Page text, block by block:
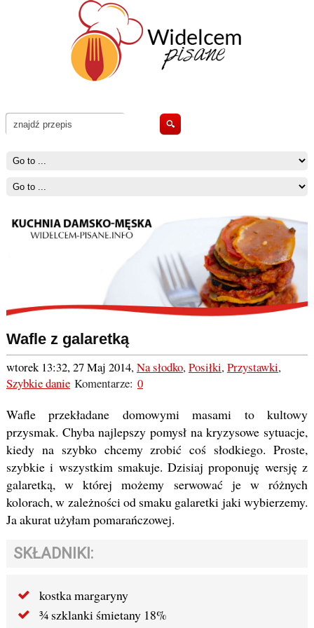
Wafle z galaretką
wtorek 13:32, 27 Maj 2014,Na słodko,Posiłki,Przystawki,
Szybkie danieKomentarze: 0
Wafle przekładane domowymi masami to kultowy
przysmak. Chyba najlepszy pomysł na kryzysowe sytuacje,
kiedy na szybko chcemy zrobić coś słodkiego. Proste,
szybkie i wszystkim smakuje. Dzisiaj proponuję wersję z
galaretką, w której możemy serwować je w różnych
kolorach, w zależności od smaku galaretki jaki wybierzemy.
Ja akurat użyłam pomarańczowej.
SKŁADNIKI:
kostka margaryny
¾ szklanki śmietany 18%